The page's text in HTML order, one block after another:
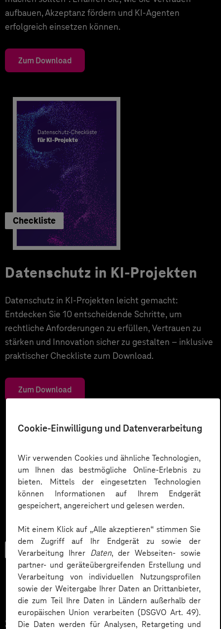
Cookie-Einwilligung und Datenverarbeitung
Wir verwenden Cookies und ähnliche Technologien,
um Ihnen das bestmögliche Online-Erlebnis zu
bieten. Mittels der eingesetzten Technologien
können Informationen auf Ihrem Endgerät
gespeichert, angereichert und gelesen werden.
Mit einem Klick auf „Alle akzeptieren“ stimmen Sie
dem Zugriff auf Ihr Endgerät zu sowie der
Verarbeitung Ihrer Daten, der Webseiten- sowie
partner- und geräteübergreifenden Erstellung und
Verarbeitung von individuellen Nutzungsprofilen
sowie der Weitergabe Ihrer Daten an Drittanbieter,
die zum Teil Ihre Daten in Ländern außerhalb der
europäischen Union verarbeiten (DSGVO Art. 49).
Die Daten werden für Analysen, Retargeting und
aufbauen, Akzeptanz fördern und KI-Agenten
erfolgreich einsetzen können.
Zum Download
Checkliste
Datenschutz in KI-Projekten
Datenschutz in KI-Projekten leicht gemacht:
Entdecken Sie 10 entscheidende Schritte, um
rechtliche Anforderungen zu erfüllen, Vertrauen zu
stärken und Innovation sicher zu gestalten – inklusive
praktischer Checkliste zum Download.
Zum Download
Trendbook
Innovationen und KI im
Service.